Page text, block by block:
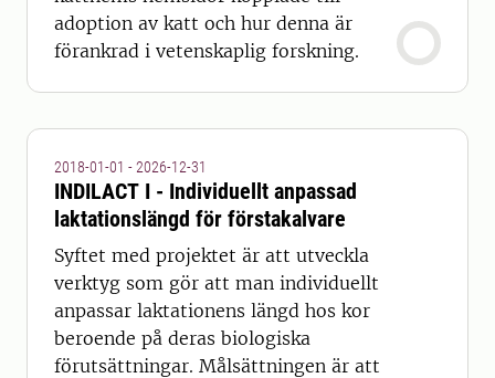
adoption av katt och hur denna är
förankrad i vetenskaplig forskning.
2018-01-01 - 2026-12-31
INDILACT I - Individuellt anpassad
laktationslängd för förstakalvare
Syftet med projektet är att utveckla
verktyg som gör att man individuellt
anpassar laktationens längd hos kor
beroende på deras biologiska
förutsättningar. Målsättningen är att